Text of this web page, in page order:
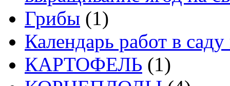
Грибы (1)
Календарь работ в
КАРТОФЕЛЬ (1)